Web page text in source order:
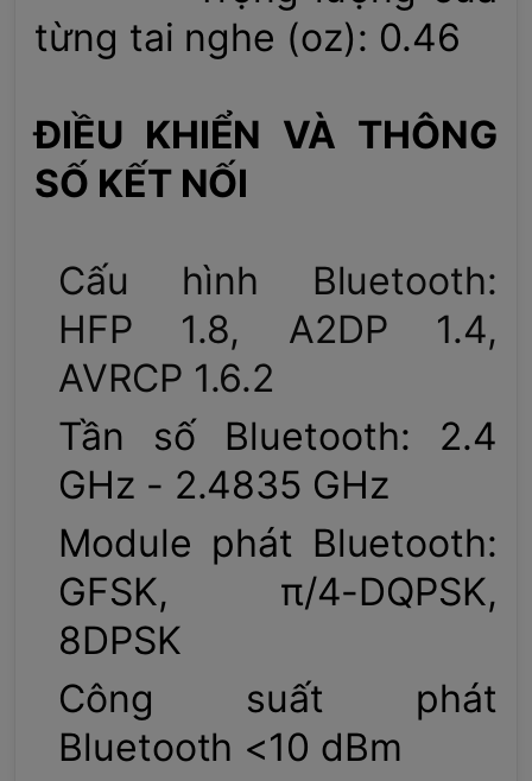
từng tai nghe (oz): 0.46
ĐIỀU KHIỂN VÀ THÔNG
SỐ KẾT NỐI
Cấu hình Bluetooth:
HFP 1.8, A2DP 1.4,
AVRCP 1.6.2
Tần số Bluetooth: 2.4
GHz - 2.4835 GHz
Module phát Bluetooth:
GFSK, π/4-DQPSK,
8DPSK
Công suất phát
Bluetooth <10 dBm